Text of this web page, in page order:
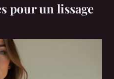
pour un lissage